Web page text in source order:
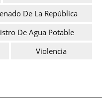
De La República
De Agua Potable
Violencia